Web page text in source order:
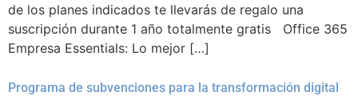
de los planes indicados te llevarás de regalo una
suscripción durante 1 año totalmente gratis Office 365
Empresa Essentials: Lo mejor […]
Programa de subvenciones para la transformación digital